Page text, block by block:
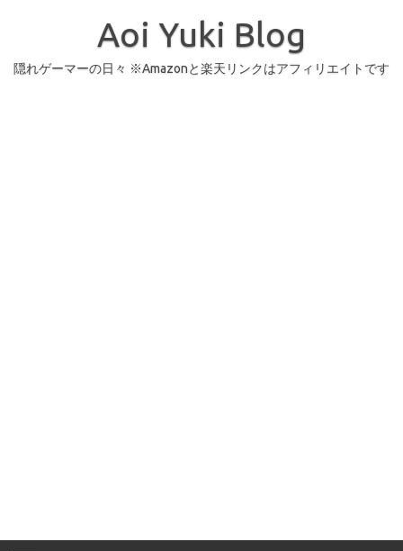
Aoi Yuki Blog
隠れゲーマーの日々 ※Amazonと楽天リンクはアフィリエイトです